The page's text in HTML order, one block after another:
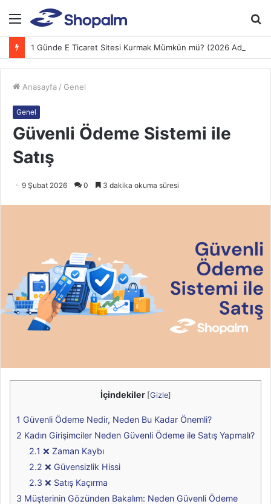
Menü
Anasayfa / Genel
Genel
Güvenli Ödeme Sistemi ile
Satış
9 Şubat 2026 0 3 dakika okuma süresi
İçindekiler [Gizle]
1 Güvenli Ödeme Nedir, Neden Bu Kadar Önemli?
2 Kadın Girişimciler Neden Güvenli Ödeme ile Satış Yapmalı?
2.1 ❌ Zaman Kaybı
2.2 ❌ Güvensizlik Hissi
2.3 ❌ Satış Kaçırma
3 Müşterinin Gözünden Bakalım: Neden Güvenli Ödeme